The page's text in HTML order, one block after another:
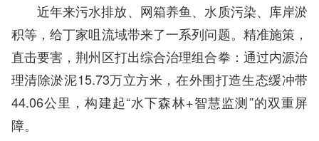
近年来污水排放、网箱养鱼、水质污染、库岸淤
积等，给丁家咀流域带来了一系列问题。精准施策，
直击要害，荆州区打出综合治理组合拳：通过内源治
理清除淤泥15.73万立方米，在外围打造生态缓冲带
44.06公里，构建起“水下森林+智慧监测”的双重屏
障。